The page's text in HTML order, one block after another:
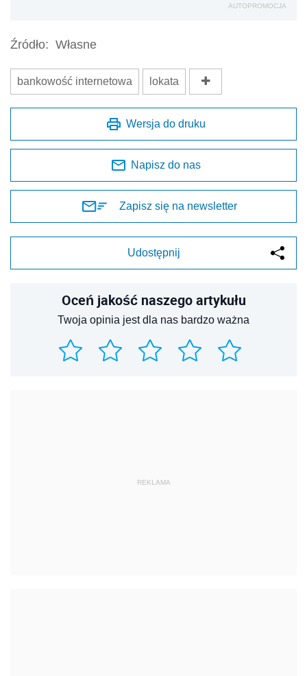
AUTOPROMOCJA
Źródło: Własne
bankowość internetowa lokata
Wersja do druku
Napisz do nas
Zapisz się na newsletter
Udostępnij
Oceń jakość naszego artykułu
Twoja opinia jest dla nas bardzo ważna
REKLAMA